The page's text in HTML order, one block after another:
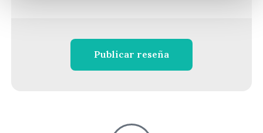
Publicar reseña